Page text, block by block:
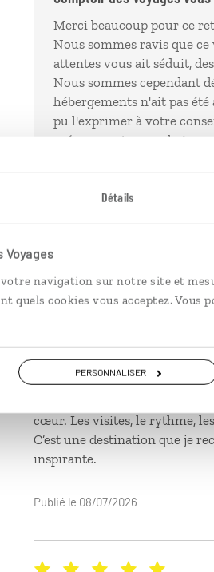
Détails
Voyages
navigation sur notre site et
quels cookies vous acceptez. Vous
PERSONNALISER
Merci beaucoup pour ce
Nous sommes ravis que
attentes vous ait séduit,
Nous sommes cependant
hébergements n'ait pas
pu l'exprimer à votre
préparer votre prochain
J’ai vécu un superbe voyage
impressionné par la beauté
science, l’art et l’intelligence,
fasciné par la manière dont
autrefois ensemble, dans une
cœur. Les visites, le rythme,
C’est une destination que je
inspirante.
Publié le 08/07/2026